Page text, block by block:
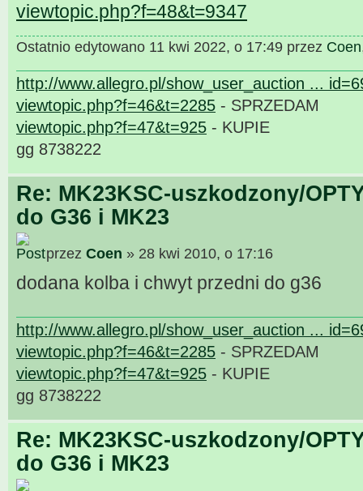
viewtopic.php?f=48&t=9347
Ostatnio edytowano 11 kwi 2022, o 17:49 przez Coen
http://www.allegro.pl/show_user_auction ...
viewtopic.php?f=46&t=2285 - SPRZEDAM
viewtopic.php?f=47&t=925 - KUPIE
gg 8738222
Re: MK23KSC-uszkodzony/
do G36 i MK23
przez Coen » 28 kwi 2010, o 17:16
dodana kolba i chwyt przedni do g36
http://www.allegro.pl/show_user_auction ...
viewtopic.php?f=46&t=2285 - SPRZEDAM
viewtopic.php?f=47&t=925 - KUPIE
gg 8738222
Re: MK23KSC-uszkodzony/
do G36 i MK23